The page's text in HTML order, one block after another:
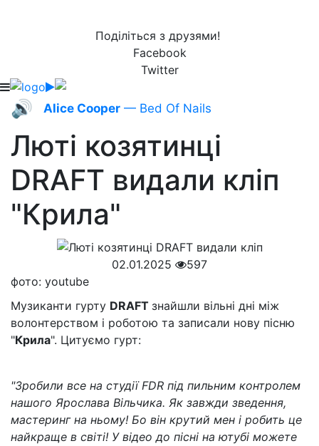
Поділіться з друзями!
Facebook
Twitter
🔊 Alice Cooper — Bed Of Nails
Люті козятинці
DRAFT видали кліп
"Крила"
02.01.2025
597
фото: youtube
Музиканти гурту DRAFT знайшли вільні дні між
волонтерством і роботою та записали нову пісню
"Крила". Цитуємо гурт:
"Зробили все на студії FDR під пильним контролем
нашого Ярослава Вільчика. Як завжди зведення,
мастеринг на ньому! Бо він крутий мен і робить це
найкраще в світі! У відео до пісні на ютубі можете